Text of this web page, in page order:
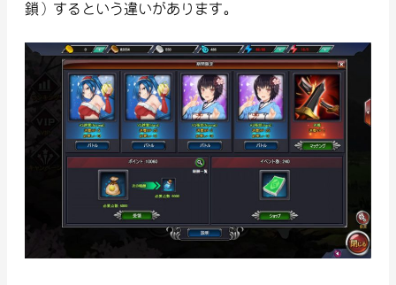
鎖）するという違いがあります。